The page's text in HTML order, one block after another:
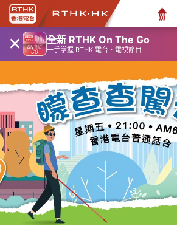
× 全新 RTHK On The Go
一手掌握 RTHK 電台、電視節目